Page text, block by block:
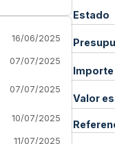
16/06/2025
07/07/2025
07/07/2025
10/07/2025
11/07/2025
Estado
Valor